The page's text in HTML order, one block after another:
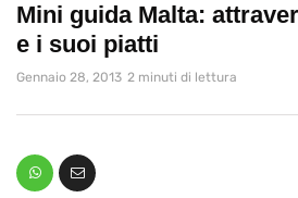
Mini guida Malta:
e i suoi piatti
Gennaio 28, 2013 2 minuti di lettura